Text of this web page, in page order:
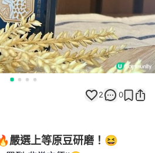
2 0
嚴選上等原豆研磨！😆